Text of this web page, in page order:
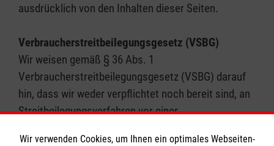
ausdrücklich von den Inhalten dieser Seiten.
Verbraucherstreitbeilegungsgesetz (VSBG)
Wir weisen gemäß § 36 Abs. 1
Verbraucherstreitbeilegungsgesetz (VSBG) darauf
hin, dass wir weder verpflichtet noch bereit sind, an
Streitbeilegungsverfahren vor einer
Wir verwenden Cookies, um Ihnen ein optimales Webseiten-